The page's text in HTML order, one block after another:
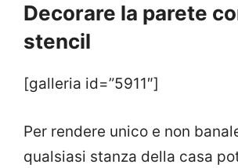
Decorare la parete
stencil
[galleria id=”5911″]
Per rendere unico e non
qualsiasi stanza della casa